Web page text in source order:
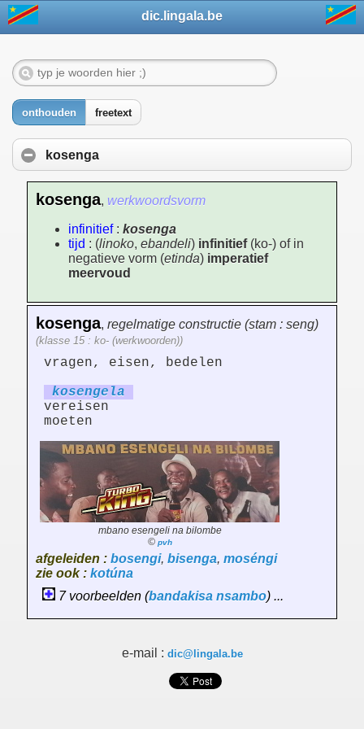
dic.lingala.be
onthouden freetext
kosenga
kosenga, werkwoordsvorm
infinitief: kosenga
tijd : (linoko, ebandeli) infinitief(ko-) of in
negatieve vorm (etinda) imperatief
meervoud
kosenga, regelmatige constructie (stam : seng)
(klasse 15 : ko- (werkwoorden))
vragen, eisen, bedelen
kosengela
vereisen
moeten
mbano esengeli na bilombe
© pvh
afgeleiden : bosengi, bisenga, moséngi
zie ook : kotúna
7 voorbeelden (bandakisa nsambo) ...
e-mail : dic@lingala.be